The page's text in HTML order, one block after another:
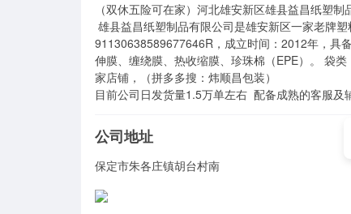
（双休五险可在家）河北雄安新区雄县益昌纸塑制
雄县益昌纸塑制品有限公司是雄安新区一家老牌塑料包装制品厂。注册资本：1000万元，统一社会信用代码：
91130638589677646R，成立时间：2012年，具
伸膜、缠绕膜、热收缩膜、珍珠棉（EPE）。 袋
家店铺，（拼多多搜：炜顺昌包装）
目前公司日发货量1.5万单左右  配备成熟的客服及
公司地址
保定市朱各庄镇胡台村南